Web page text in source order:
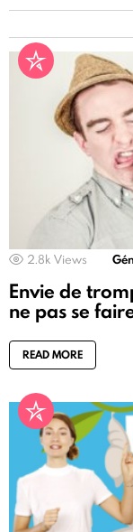
2.8k Views
Envie de
ne pas se
READ MORE